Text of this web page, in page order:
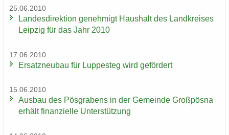
25.06.2010
Lan­des­di­rek­ti­on ge­neh­migt Haus­halt des Land­krei­ses
Leip­zig für das Jahr 2010
17.06.2010
Er­satz­neu­bau für Lup­pe­steg wird ge­för­dert
15.06.2010
Aus­bau des Pös­gra­bens in der Ge­mein­de Groß­pös­na
er­hält fi­nan­zi­el­le Un­ter­stüt­zung